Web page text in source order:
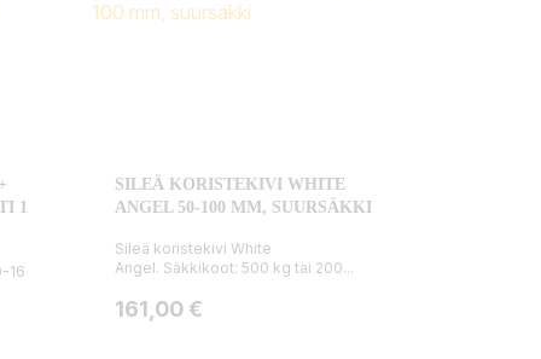
1
16
SILEÄ KORISTEKIVI WHITE
ANGEL 50-100 MM, SUURSÄKKI
Sileä koristekivi White
Angel. Säkkikoot: 500 kg tai 200...
Hinta
161,00 €